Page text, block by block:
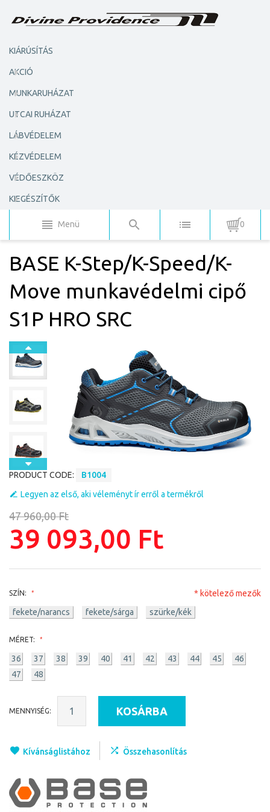
KIÁRÚSÍTÁS
AKCIÓ
MUNKARUHÁZAT
UTCAI RUHÁZAT
LÁBVÉDELEM
KÉZVÉDELEM
VÉDŐESZKÖZ
KIEGÉSZÍTŐK
Menü 0
BASE K-Step/K-Speed/K-
Move munkavédelmi cipő
S1P HRO SRC
PRODUCT CODE:
B1004
Legyen az első, aki véleményt ír erről a termékről
47 960,00 Ft
39 093,00 Ft
SZÍN:
fekete/narancs fekete/sárga szürke/kék
MÉRET:
36 37 38 39 40 41 42 43 44 45
46
47
48
* kötelező mezők
MENNYISÉG: KOSÁRBA
Kívánságlistához Összehasonlítás